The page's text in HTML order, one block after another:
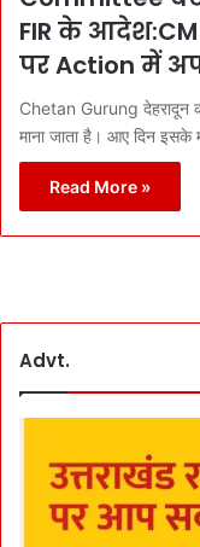
FIR के
पर Action में
Chetan Gurung देहरादून
माना जाता है। आए दिन इसके
Read More »
Advt.